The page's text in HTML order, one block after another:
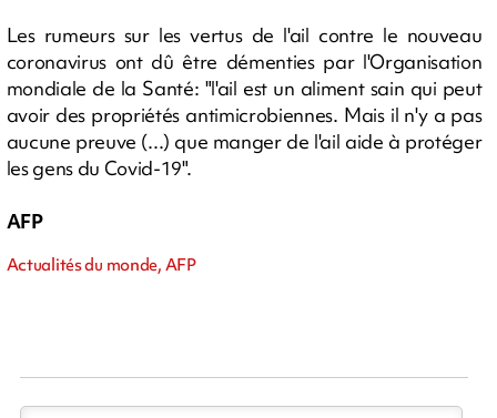
Les rumeurs sur les vertus de l'ail contre le nouveau
coronavirus ont dû être démenties par l'Organisation
mondiale de la Santé: "l'ail est un aliment sain qui peut
avoir des propriétés antimicrobiennes. Mais il n'y a pas
aucune preuve (...) que manger de l'ail aide à protéger
les gens du Covid-19".
AFP
Actualités du monde, AFP